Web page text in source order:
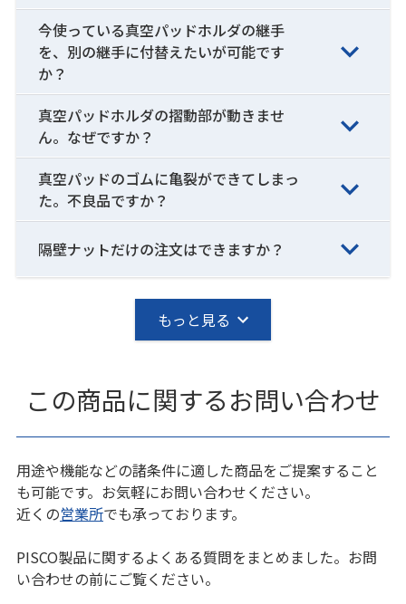
今使っている真空パッドホルダの継手
を、別の継手に付替えたいが可能です
か？
真空パッドホルダの摺動部が動きませ
ん。なぜですか？
真空パッドのゴムに亀裂ができてしまっ
た。不良品ですか？
隔壁ナットだけの注文はできますか？
もっと見る
この商品に関するお問い合わせ
用途や機能などの諸条件に適した商品をご提案すること
も可能です。お気軽にお問い合わせください。
近くの営業所でも承っております。
PISCO製品に関するよくある質問をまとめました。お問
い合わせの前にご覧ください。